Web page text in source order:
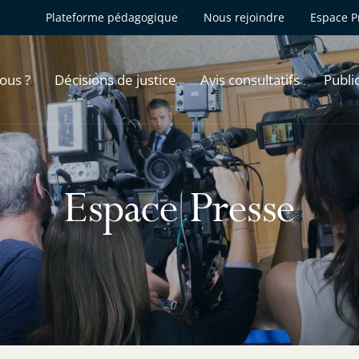
Plateforme pédagogique Nous rejoindre Espace
? Décisions de justice Avis consultatifs
Espace Presse